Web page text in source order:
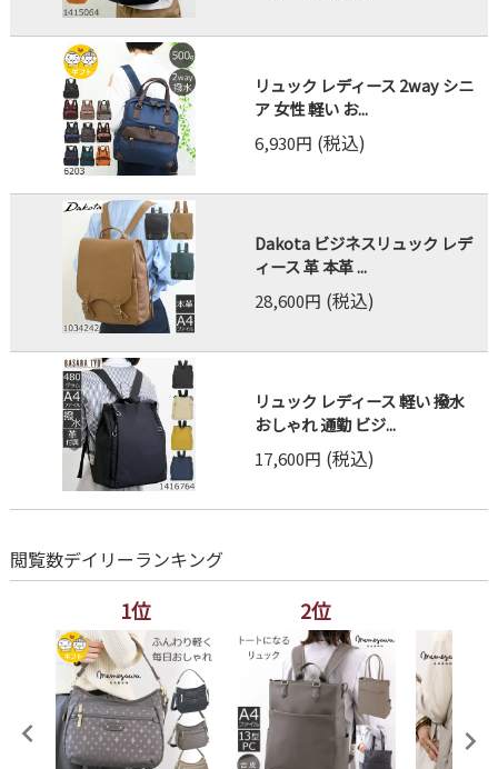
リュック レディース 2way シニ
ア 女性 軽い お...
6,930円 (税込)
Dakota ビジネスリュック レデ
ィース 革 本革 ...
28,600円 (税込)
リュック レディース 軽い 撥水
おしゃれ 通勤 ビジ...
17,600円 (税込)
閲覧数デイリーランキング
1位 2位